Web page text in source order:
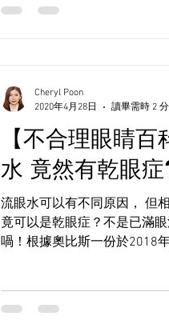
【不合理眼睛
水 竟然有乾眼
流眼水可以有不同原因， 但
竟可以是乾眼症？不是已滿
喎！根據奧比斯一份於2018
Cheryl Poon
2020年4月28日
讀畢需時 2